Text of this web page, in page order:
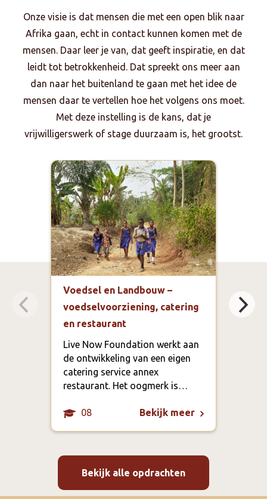
Onze visie is dat mensen die met een open blik naar
Afrika gaan, echt in contact kunnen komen met de
mensen. Daar leer je van, dat geeft inspiratie, en dat
leidt tot betrokkenheid. Dat spreekt ons meer aan
dan naar het buitenland te gaan met het idee de
mensen daar te vertellen hoe het volgens ons moet.
Met deze instelling is de kans, dat je
vrijwilligerswerk of stage duurzaam is, het grootst.
Voedsel en Landbouw –
voedselvoorziening, catering
en restaurant
Live Now Foundation werkt aan
de ontwikkeling van een eigen
catering service annex
restaurant. Het oogmerk is…
08 Bekijk meer
Bekijk alle opdrachten